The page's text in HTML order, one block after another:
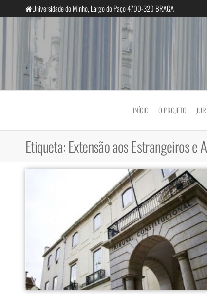
para
Universidade do Minho, Largo do Paço 4700-320 BRAGA
InclusiveCourts
INÍCIO O PROJETO
Etiqueta:Extensão aos Estrangeiros e